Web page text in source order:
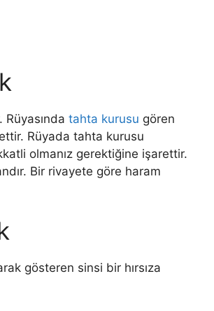
tahta kurusu gören
Rüyada tahta kurusu
olmanız gerektiğine işarettir.
Bir rivayete göre haram
gösteren sinsi bir hırsıza